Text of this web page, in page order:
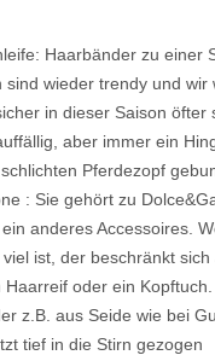
Haarbänder zu einer
sind wieder trendy und wir
in dieser Saison öfter
aber immer ein
Pferdezopf
: Sie gehört zu
anderes Accessoires.
ist, der beschränkt sich
Haarreif oder ein Kopftuch.
z.B. aus Seide wie bei
tief in die Stirn gezogen